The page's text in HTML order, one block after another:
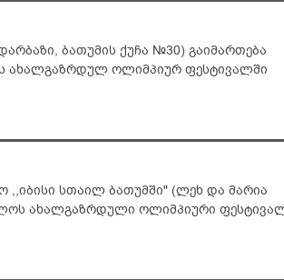
ბათუმის ქუჩა №30) გაიმართება
ახალგაზრდულ ოლიმპიურ ფესტივალში
,,იბისი სთაილ ბათუმში" (ლეხ და მარია
ახალგაზრდული ოლიმპიური